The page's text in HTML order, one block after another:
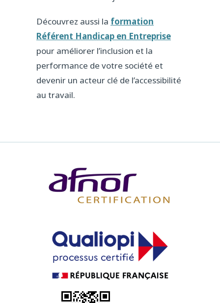
Découvrez aussi la formation
Référent Handicap en Entreprise
pour améliorer l’inclusion et la
performance de votre société et
devenir un acteur clé de l’accessibilité
au travail.